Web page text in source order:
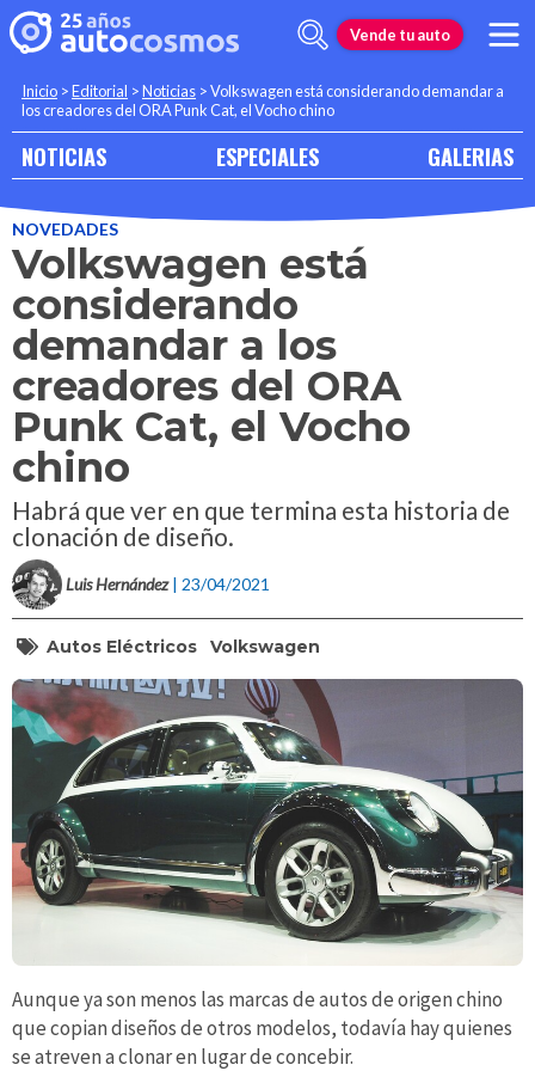
Vende tu auto
Inicio >Editorial >Noticias >Volkswagen está considerando demandar a
los creadores del ORA Punk Cat, el Vocho chino
NOTICIAS ESPECIALES GALERIAS
NOVEDADES
Volkswagen está
considerando
demandar a los
creadores del ORA
Punk Cat, el Vocho
chino
Habrá que ver en que termina esta historia de
clonación de diseño.
Luis Hernández | 23/04/2021
Autos Eléctricos Volkswagen
Aunque ya son menos las marcas de autos de origen chino
que copian diseños de otros modelos, todavía hay quienes
se atreven a clonar en lugar de concebir.